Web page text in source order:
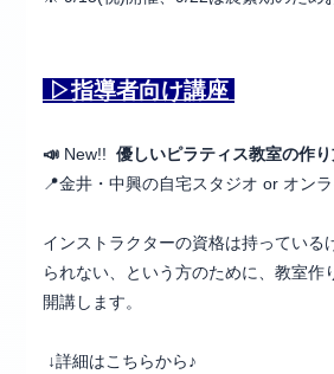
▷指導者向け講座
📣 New!!優しいピラティス教室の作
📍金井・中興の自宅スタジオ or オン
インストラクターの資格は持っている
られない、という方のために、教室作
開講します。
↓詳細はこちらから♪